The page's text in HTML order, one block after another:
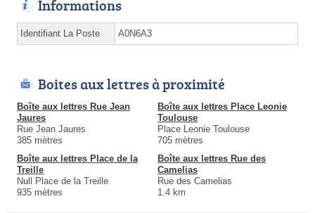
Informations
Identifiant La Poste A0N6A3
Boites aux lettres à proximité
Boîte aux lettres Rue Jean
Jaures
Rue Jean Jaures
385 mètres
Boîte aux lettres Place Leonie
Toulouse
Place Leonie Toulouse
705 mètres
Boîte aux lettres Place de la
Treille
Null Place de la Treille
935 mètres
Boîte aux lettres Rue des
Camelias
Rue des Camelias
1.4 km